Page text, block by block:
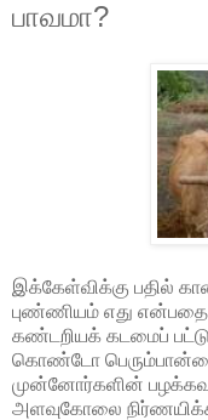
பாவமா?
இக்கேள்விக்கு பதில்
புண்ணியம் எது
கண்டறியக் கடமைப்
கொண்டோ பெரும்பான்மை
முன்னோர்களின்
அளவுகோலை